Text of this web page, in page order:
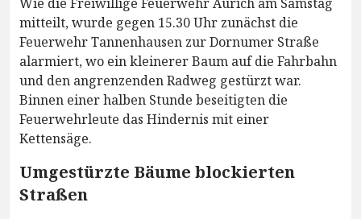
mitteilt, wurde gegen 15.30 Uhr zunächst die
Feuerwehr Tannenhausen zur Dornumer Straße
alarmiert, wo ein kleinerer Baum auf die Fahrbahn
und den angrenzenden Radweg gestürzt war.
Binnen einer halben Stunde beseitigten die
Feuerwehrleute das Hindernis mit einer
Kettensäge.
Umgestürzte Bäume blockierten
Straßen